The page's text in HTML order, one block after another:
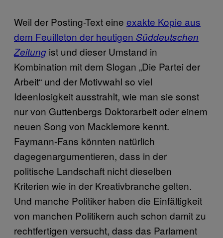
Weil der Posting-Text eine exakte Kopie aus
dem Feuilleton der heutigen Süddeutschen
Zeitung ist und dieser Umstand in
Kombination mit dem Slogan „Die Partei der
Arbeit“ und der Motivwahl so viel
Ideenlosigkeit ausstrahlt, wie man sie sonst
nur von Guttenbergs Doktorarbeit oder einem
neuen Song von Macklemore kennt.
Faymann-Fans könnten natürlich
dagegenargumentieren, dass in der
politische Landschaft nicht dieselben
Kriterien wie in der Kreativbranche gelten.
Und manche Politiker haben die Einfältigkeit
von manchen Politikern auch schon damit zu
rechtfertigen versucht, dass das Parlament